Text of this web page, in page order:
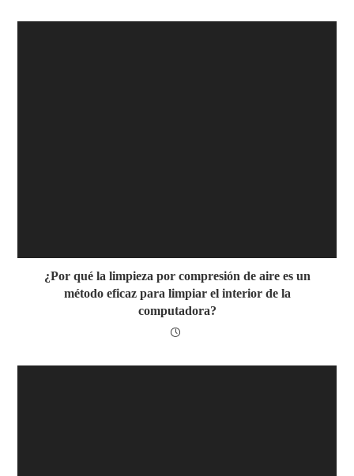
¿Por qué la limpieza por compresión de aire es un
método eficaz para limpiar el interior de la
computadora?